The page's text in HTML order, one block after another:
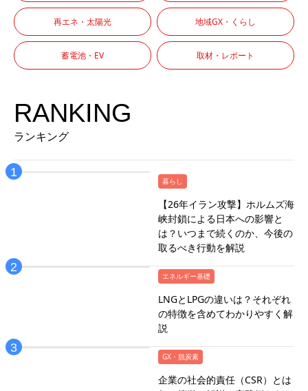
再エネ・太陽光 地域GX・くらし
蓄電池・EV 取材・レポート
RANKING
ランキング
暮らし
【26年イラン攻撃】ホルムズ海
峡封鎖による日本への影響と
は？いつまで続くのか、今後の
取るべき行動を解説
エネルギー基礎
LNGとLPGの違いは？それぞれ
の特徴を含めてわかりやすく解
説
GX・脱炭素
企業の社会的責任（CSR）とは